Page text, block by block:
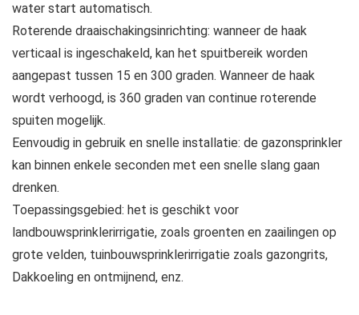
water start automatisch.
Roterende draaischakingsinrichting: wanneer de haak
verticaal is ingeschakeld, kan het spuitbereik worden
aangepast tussen 15 en 300 graden. Wanneer de haak
wordt verhoogd, is 360 graden van continue roterende
spuiten mogelijk.
Eenvoudig in gebruik en snelle installatie: de gazonsprinkler
kan binnen enkele seconden met een snelle slang gaan
drenken.
Toepassingsgebied: het is geschikt voor
landbouwsprinklerirrigatie, zoals groenten en zaailingen op
grote velden, tuinbouwsprinklerirrigatie zoals gazongrits,
Dakkoeling en ontmijnend, enz.